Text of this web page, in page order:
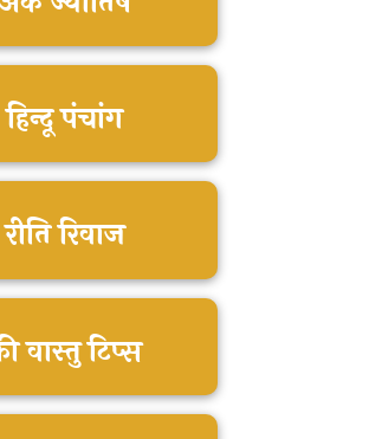
हिन्दू पंचांग
रीति रिवाज
वास्तु टिप्स